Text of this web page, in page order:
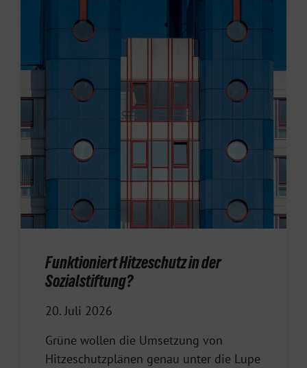
Funktioniert Hitzeschutz in der
Sozialstiftung?
20. Juli 2026
Grüne wollen die Umsetzung von
Hitzeschutzplänen genau unter die Lupe